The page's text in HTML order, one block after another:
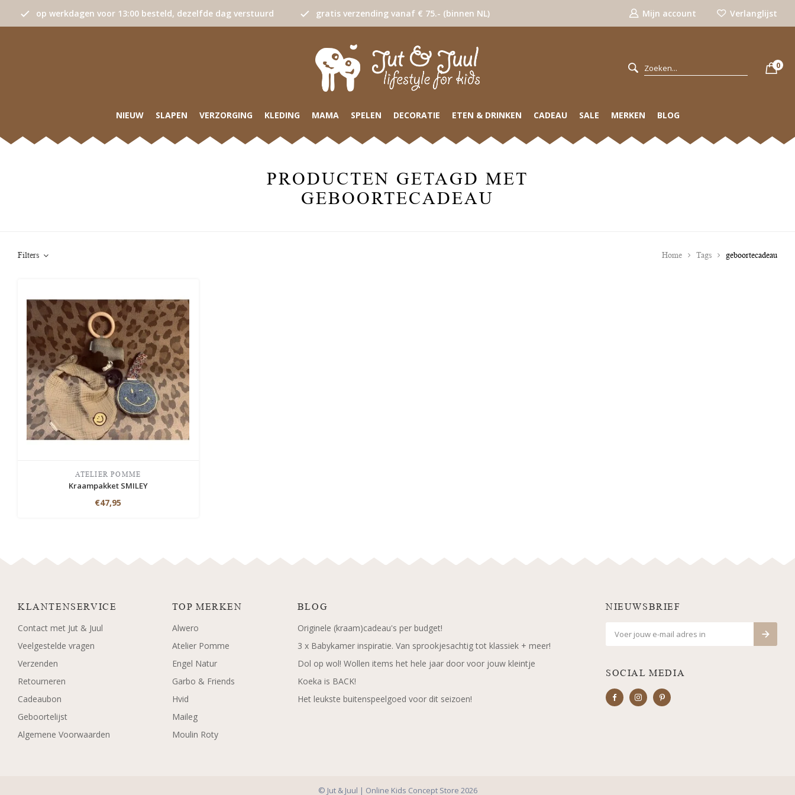
op werkdagen voor 13:00 besteld, dezelfde dag verstuurd gratis verzending vanaf € 75.- (binnen NL) Mijn account Verlanglijst
0
NIEUW SLAPEN VERZORGING KLEDING MAMA SPELEN DECORATIE ETEN & DRINKEN CADEAU SALE MERKEN BLOG
PRODUCTEN GETAGD MET
GEBOORTECADEAU
Filters Home Tags geboortecadeau
ATELIER POMME
Kraampakket SMILEY
€47,95
KLANTENSERVICE
Contact met Jut & Juul
Veelgestelde vragen
Verzenden
Retourneren
Cadeaubon
Geboortelijst
Algemene Voorwaarden
TOP MERKEN
Alwero
Atelier Pomme
Engel Natur
Garbo & Friends
Hvid
Maileg
Moulin Roty
BLOG
Originele (kraam)cadeau's per budget!
3 x Babykamer inspiratie. Van sprookjesachtig tot klassiek + meer!
Dol op wol! Wollen items het hele jaar door voor jouw kleintje
Koeka is BACK!
Het leukste buitenspeelgoed voor dit seizoen!
NIEUWSBRIEF
SOCIAL MEDIA
© Jut & Juul | Online Kids Concept Store 2026